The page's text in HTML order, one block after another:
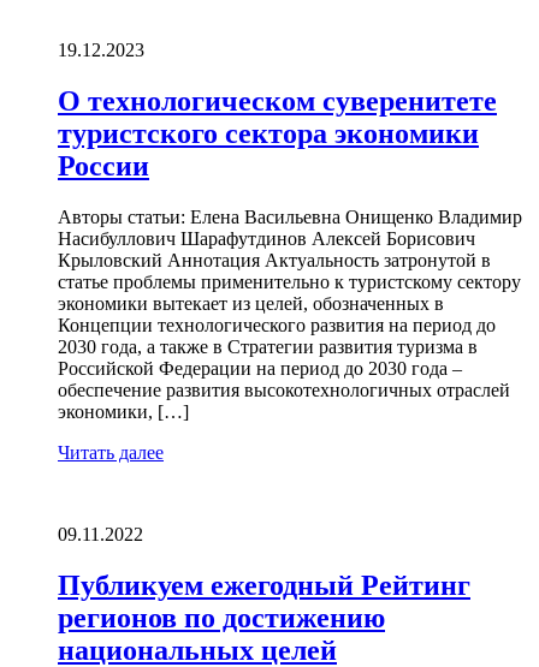
19.12.2023
О технологическом суверенитете
туристского сектора экономики
России
Авторы статьи: Елена Васильевна Онищенко Владимир
Насибуллович Шарафутдинов Алексей Борисович
Крыловский Aннотация Актуальность затронутой в
статье проблемы применительно к туристскому сектору
экономики вытекает из целей, обозначенных в
Концепции технологического развития на период до
2030 года, а также в Стратегии развития туризма в
Российской Федерации на период до 2030 года –
обеспечение развития высокотехнологичных отраслей
экономики, […]
Читать далее
09.11.2022
Публикуем ежегодный Рейтинг
регионов по достижению
национальных целей